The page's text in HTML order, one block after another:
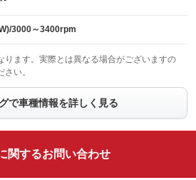
オットマン
：装備なし
：装備あり
フロントカメラ
：装備あり
：装備あり
ルーフレール
：装備あり
3000～3400rpm
ます。実際とは異なる場合がございますの
い。
で車種情報を詳しく見る
関するお問い合わせ